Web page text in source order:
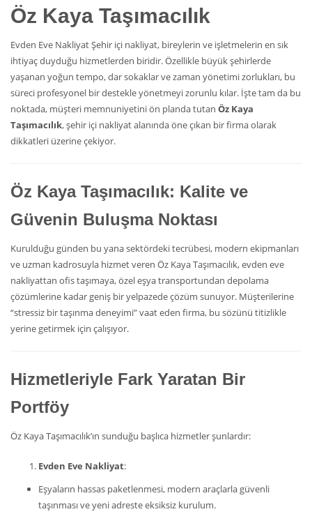
Öz Kaya Taşımacılık
Evden Eve Nakliyat Şehir içi nakliyat, bireylerin ve işletmelerin en sık
ihtiyaç duyduğu hizmetlerden biridir. Özellikle büyük şehirlerde
yaşanan yoğun tempo, dar sokaklar ve zaman yönetimi zorlukları, bu
süreci profesyonel bir destekle yönetmeyi zorunlu kılar. İşte tam da bu
noktada, müşteri memnuniyetini ön planda tutan Öz Kaya
Taşımacılık, şehir içi nakliyat alanında öne çıkan bir firma olarak
dikkatleri üzerine çekiyor.
Öz Kaya Taşımacılık: Kalite ve
Güvenin Buluşma Noktası
Kurulduğu günden bu yana sektördeki tecrübesi, modern ekipmanları
ve uzman kadrosuyla hizmet veren Öz Kaya Taşımacılık, evden eve
nakliyattan ofis taşımaya, özel eşya transportundan depolama
çözümlerine kadar geniş bir yelpazede çözüm sunuyor. Müşterilerine
“stressiz bir taşınma deneyimi” vaat eden firma, bu sözünü titizlikle
yerine getirmek için çalışıyor.
Hizmetleriyle Fark Yaratan Bir
Portföy
Öz Kaya Taşımacılık’ın sunduğu başlıca hizmetler şunlardır:
Evden Eve Nakliyat:
Eşyaların hassas paketlenmesi, modern araçlarla güvenli
taşınması ve yeni adreste eksiksiz kurulum.